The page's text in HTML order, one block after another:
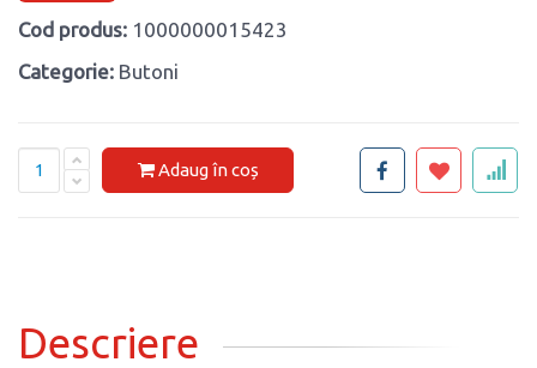
Cod produs: 1000000015423
Categorie: Butoni
Adaug în coș
Descriere